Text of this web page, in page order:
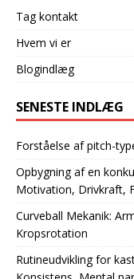
Tag kontakt
Hvem vi er
Blogindlæg
SENESTE INDLÆG
Forståelse af pitch-
Opbygning af en
Motivation, Drivkraft,
Curveball Mekanik:
Kropsrotation
Rutineudvikling for